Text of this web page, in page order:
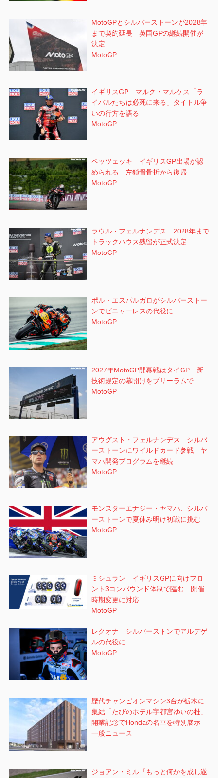
MotoGPとシルバーストーンが2028年
まで契約延長 英国GPの継続開催が
決定
MotoGP
イギリスGP マルク・マルケス「ラ
イバルたちは必死に来る」タイトル争
いの行方を語る
MotoGP
ベッツェッキ イギリスGP出場が認
められる 左鎖骨骨折から復帰
MotoGP
ラウル・フェルナンデス 2028年まで
トラックハウス残留が正式決定
MotoGP
ポル・エスパルガロがシルバーストー
ンでビニャーレスの代役に
MotoGP
2027年MotoGP開幕戦はタイGP 新
技術規定の幕開けをブリーラムで
MotoGP
アウグスト・フェルナンデス シルバ
ーストーンにワイルドカード参戦 ヤ
マハ開発プログラムを継続
MotoGP
モンスターエナジー・ヤマハ、シルバ
ーストーンで夏休み明け初戦に挑む
MotoGP
ミシュラン イギリスGPに向けフロ
ント3コンパウンド体制で臨む 開催
時期変更に対応
MotoGP
レクオナ シルバーストンでアルデゲ
ルの代役に
MotoGP
歴代チャンピオンマシン3台が栃木に
集結「たびのホテル宇都宮ゆいの杜」
開業記念でHondaの名車を特別展示
一般ニュース
ジョアン・ミル「もっと何かを成し遂